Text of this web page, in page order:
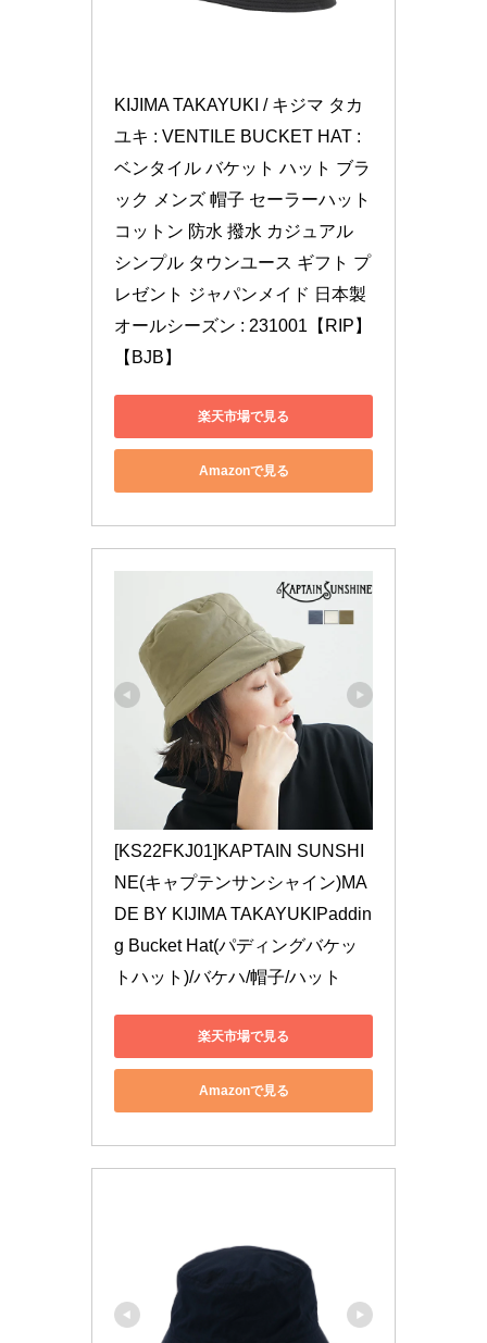
KIJIMA TAKAYUKI / キジマ タカ
ユキ : VENTILE BUCKET HAT :
ベンタイル バケット ハット ブラ
ック メンズ 帽子 セーラーハット
コットン 防水 撥水 カジュアル
シンプル タウンユース ギフト プ
レゼント ジャパンメイド 日本製
オールシーズン : 231001【RIP】
【BJB】
楽天市場で見る
Amazonで見る
[KS22FKJ01]KAPTAIN SUNSHI
NE(キャプテンサンシャイン)MA
DE BY KIJIMA TAKAYUKIPaddin
g Bucket Hat(パディングバケッ
トハット)/バケハ/帽子/ハット
楽天市場で見る
Amazonで見る